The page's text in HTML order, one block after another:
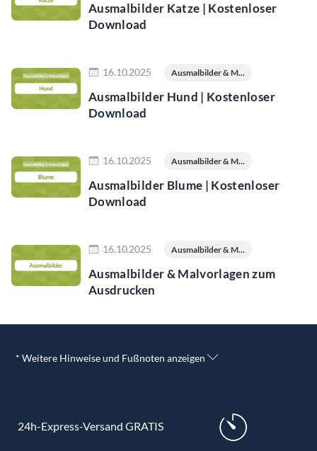
Ausmalbilder Katze | Kostenloser
Download
16.10.2025 Ausmalbilder & M...
Ausmalbilder Hund | Kostenloser
Download
16.10.2025 Ausmalbilder & M...
Ausmalbilder Blume | Kostenloser
Download
16.10.2025 Ausmalbilder & M...
Ausmalbilder & Malvorlagen zum
Ausdrucken
* Weitere Hinweise und Fußnoten anzeigen
24h-Express-Versand GRATIS